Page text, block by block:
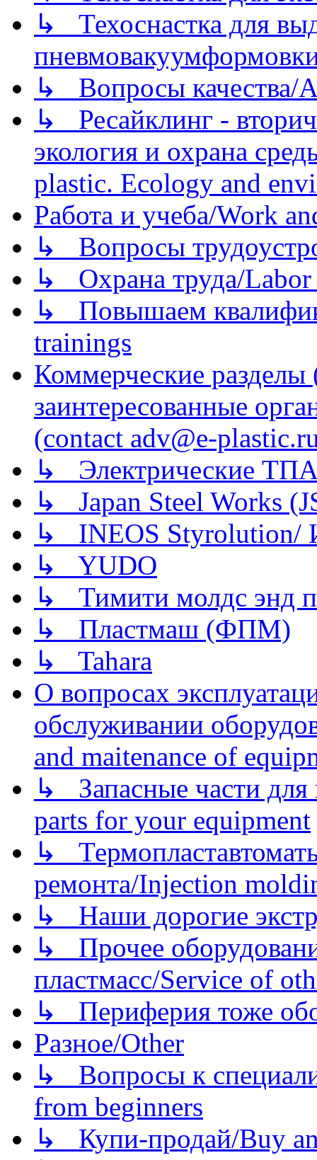
↳ Техоснастка для
↳ Вопросы качества/
↳ Ресайклинг -
экология и охрана
plastic. Ecology and
Работа и учеба/Work
↳ Вопросы
↳ Охрана труда/Labor
↳ Повышаем
trainings
Коммерческие
заинтересованные
(contact adv@e-
↳ Электрические
↳ Japan Steel Works
↳ INEOS
↳ YUDO
↳ Тимити молдс энд
↳ Пластмаш (ФПМ)
↳ Tahara
О вопросах
обслуживании
and maitenance of
↳ Запасные части для
parts for your equipment
↳
ремонта/Injection
↳ Наши дорогие
↳ Прочее
пластмасс/Service of
↳ Периферия тоже
Разное/Other
↳ Вопросы к
from beginners
↳ Купи-продай/Buy